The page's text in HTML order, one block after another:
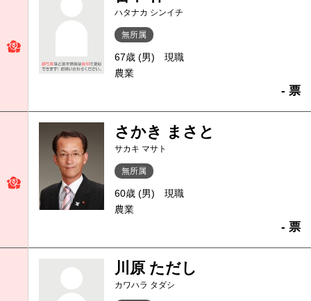
ハタナカ シンイチ
無所属
67歳 (男)
現職
農業
- 票
さかき まさと
サカキ マサト
無所属
60歳 (男)
現職
農業
- 票
川原 ただし
カワハラ タダシ